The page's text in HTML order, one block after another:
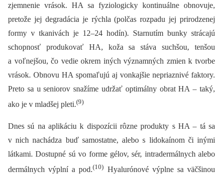
zjemnenie vrások. HA sa fyziologicky kontinuálne obnovuje,
pretože jej degradácia je rýchla (polčas rozpadu jej prirodzenej
formy v tkanivách je 12–24 hodín). Starnutím bunky strácajú
schopnosť produkovať HA, koža sa stáva suchšou, tenšou
a voľnejšou, čo vedie okrem iných významných zmien k tvorbe
vrások. Obnovu HA spomaľujú aj vonkajšie nepriaznivé faktory.
Preto sa u seniorov snažíme udržať optimálny obrat HA –⁠ taký,
ako je v mladšej pleti.(9)
Dnes sú na aplikáciu k dispozícii rôzne produkty s HA –⁠ tá sa
v nich nachádza buď samostatne, alebo s lidokaínom či inými
látkami. Dostupné sú vo forme gélov, sér, intradermálnych alebo
dermálnych výplní a pod.(10) Hyalurónové výplne sa väčšinou